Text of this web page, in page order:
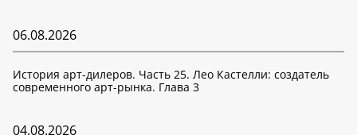
06.08.2026
История арт-дилеров. Часть 25. Лео Кастелли: создатель
современного арт-рынка. Глава 3
04.08.2026